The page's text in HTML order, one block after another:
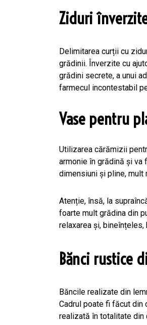
Ziduri
Delimitarea curții cu
grădinii. Înverzite cu
grădini secrete, a unui
farmecul incontestabil
Vase pentru
Utilizarea cărămizii
armonie în grădină și va
dimensiuni și pline,
Atenție, însă, la
foarte mult grădina din
relaxarea și, bineînțeles,
Bănci rustice
Băncile realizate din
Cadrul poate fi făcut din
realizată în totalitate din